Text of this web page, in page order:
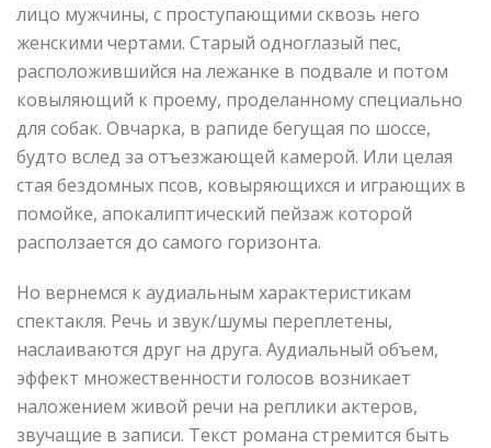
лицо мужчины, с проступающими сквозь него
женскими чертами. Старый одноглазый пес,
расположившийся на лежанке в подвале и потом
ковыляющий к проему, проделанному специально
для собак. Овчарка, в рапиде бегущая по шоссе,
будто вслед за отъезжающей камерой. Или целая
стая бездомных псов, ковыряющихся и играющих в
помойке, апокалиптический пейзаж которой
расползается до самого горизонта.
Но вернемся к аудиальным характеристикам
спектакля. Речь и звук/шумы переплетены,
наслаиваются друг на друга. Аудиальный объем,
эффект множественности голосов возникает
наложением живой речи на реплики актеров,
звучащие в записи. Текст романа стремится быть